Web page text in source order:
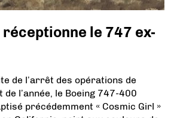
le 747 ex-
de l’arrêt des opérations de
l’année, le Boeing 747-400
précédemment « Cosmic Girl »